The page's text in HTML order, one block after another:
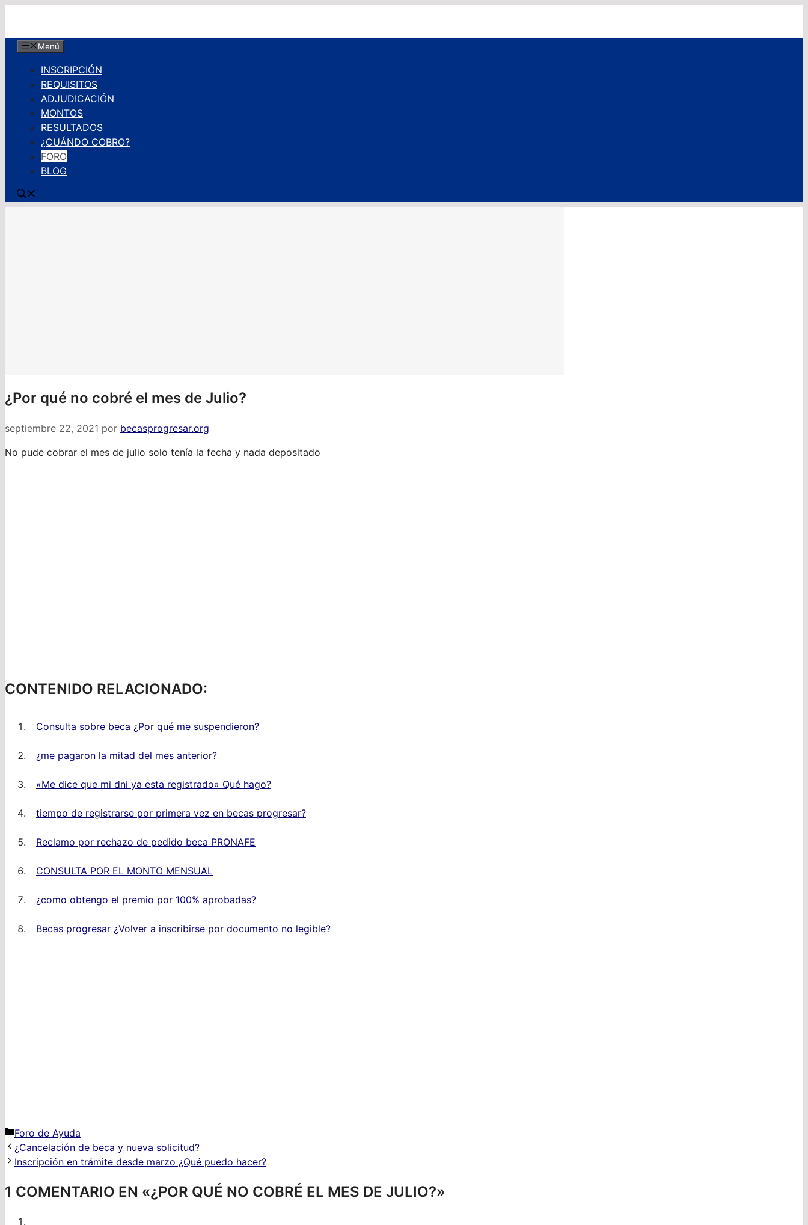
contenidoMenú
INSCRIPCIÓN
REQUISITOS
ADJUDICACIÓN
MONTOS
RESULTADOS
¿CUÁNDO COBRO?
FORO
BLOG
¿Por qué no cobré el mes de Julio?
septiembre 22, 2021 por becasprogresar.org
No pude cobrar el mes de julio solo tenía la fecha y nada depositado
CONTENIDO RELACIONADO:
Consulta sobre beca ¿Por qué me suspendieron?
¿me pagaron la mitad del mes anterior?
«Me dice que mi dni ya esta registrado» Qué hago?
tiempo de registrarse por primera vez en becas progresar?
Reclamo por rechazo de pedido beca PRONAFE
CONSULTA POR EL MONTO MENSUAL
¿como obtengo el premio por 100% aprobadas?
Becas progresar ¿Volver a inscribirse por documento no legible?
Categorías
Foro de Ayuda
¿Cancelación de beca y nueva solicitud?
Inscripción en trámite desde marzo ¿Qué puedo hacer?
1 COMENTARIO EN «¿POR QUÉ NO COBRÉ EL MES DE JULIO?»